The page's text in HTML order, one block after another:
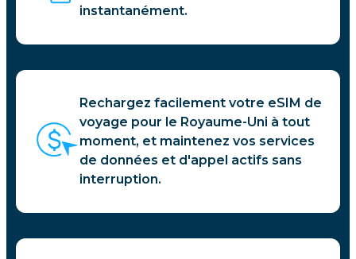
instantanément.
Rechargez facilement votre eSIM de
voyage pour le Royaume-Uni à tout
moment, et maintenez vos services
de données et d'appel actifs sans
interruption.